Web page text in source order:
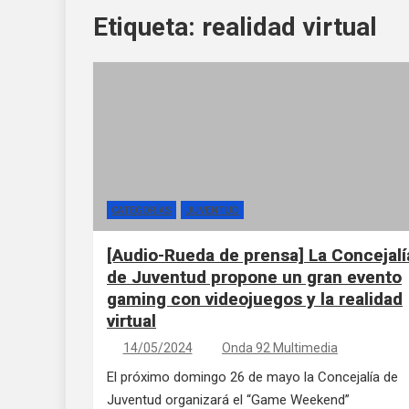
Etiqueta: realidad virtual
CATEGORÍAS JUVENTUD
[Audio-Rueda de prensa] La
de Juventud propone un gran evento
gaming con videojuegos y la realidad
virtual
14/05/2024 Onda 92 Multimedia
El próximo domingo 26 de mayo la Concejalía de
Juventud organizará el “Game Weekend”